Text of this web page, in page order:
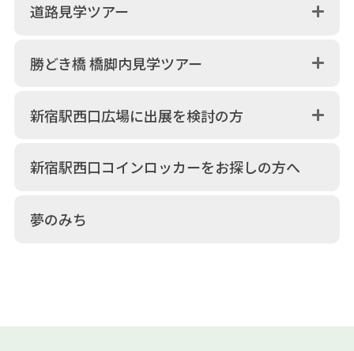
道路見学ツアー
勝どき橋 橋脚内見学ツアー
新宿駅西口広場に出展を検討の方
新宿駅西口コインロッカーをお探しの方へ
夢のみち